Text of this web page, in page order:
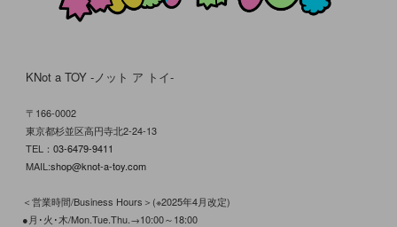
KNot a TOY -ノット ア トイ-
〒166-0002
東京都杉並区高円寺北2-24-13
TEL： 03-6479-9411
MAIL:shop@knot-a-toy.com
＜営業時間/Business Hours＞(※2025年4月改定)
●月･火･木/Mon.Tue.Thu.→10:00～18:00